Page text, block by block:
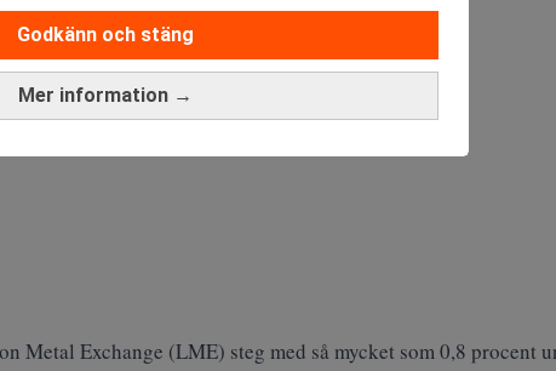
Mer information →
Godkänn och stäng
Metal Exchange (LME) steg med så mycket som 0,8 procent